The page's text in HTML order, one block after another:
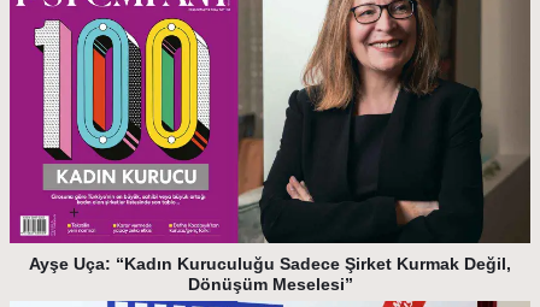
Ayşe Uça: “Kadın Kuruculuğu Sadece Şirket Kurmak Değil,
Dönüşüm Meselesi”